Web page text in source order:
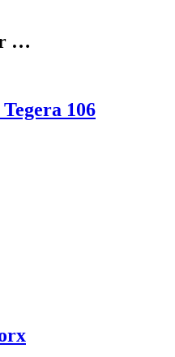
…
106